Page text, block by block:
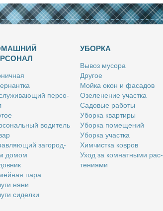
пер­со­
во­ди­тель
за­го­род­
до­мом
па­ра
ня­ни
си­дел­ки
УБОРКА
Вы­воз му­со­ра
Дру­гое
Мой­ка окон и фа­са­дов
Озе­ле­не­ние участ­ка
Са­до­вые ра­бо­ты
Убор­ка квар­ти­ры
Убор­ка по­ме­ще­ний
Убор­ка участ­ка
Хим­чист­ка ков­ров
Уход за ком­нат­ны­ми рас­
те­ни­я­ми